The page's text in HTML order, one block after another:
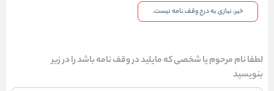
خیر، نیازی به درج وقف نامه نیست.
لطفا نام مرحوم یا شخصی که مایلید در وقف نامه باشد را در زیر
بنویسید